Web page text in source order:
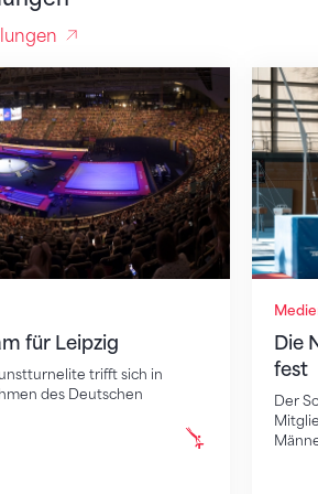
für Leipzig
trifft sich in
des Deutschen
Leipzig
Die
fest
Der
Die